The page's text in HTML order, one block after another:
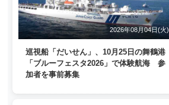
2026年08月04日(火)
巡視船「だいせん」、10月25日の舞鶴港
「ブルーフェスタ2026」で体験航海 参
加者を事前募集